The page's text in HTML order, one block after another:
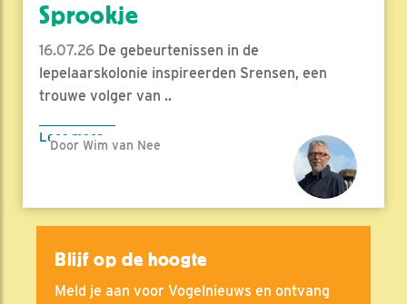
Sprookje
16.07.26 De gebeurtenissen in de
lepelaarskolonie inspireerden Srensen, een
trouwe volger van ..
Lees meer
Door Wim van Nee
Blijf op de hoogte
Meld je aan voor Vogelnieuws en ontvang